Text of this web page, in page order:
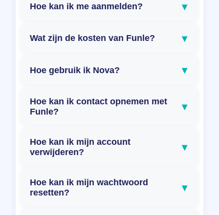
Hoe kan ik me aanmelden? ▾
Wat zijn de kosten van Funle? ▾
Hoe gebruik ik Nova? ▾
Hoe kan ik contact opnemen met
Funle?
▾
Hoe kan ik mijn account
verwijderen?
▾
Hoe kan ik mijn wachtwoord
resetten?
▾